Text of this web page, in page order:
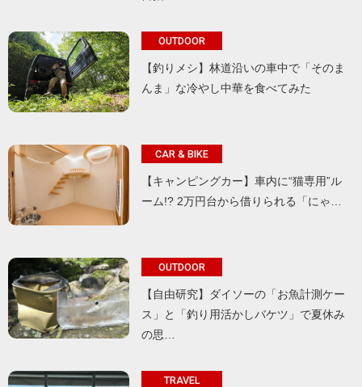
OUTDOOR
【釣りメシ】林道沿いの車中で「そのま
んま」な冷やし中華を食べてみた
CAR & BIKE
【キャンピングカー】車内に“猫専用”ル
ーム!? 2万円台から借りられる「にゃ…
OUTDOOR
【自由研究】ダイソーの「お魚計測ケー
ス」と「釣り用活かしバケツ」で夏休み
の思…
TRAVEL